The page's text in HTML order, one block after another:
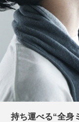
持ち運べる“全身